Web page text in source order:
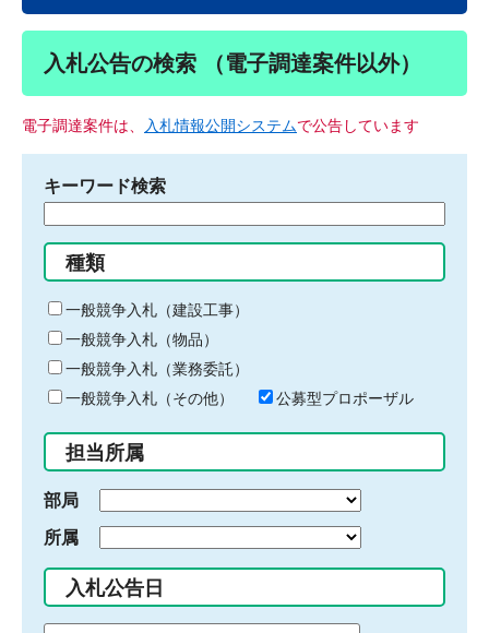
入札公告の検索 （電子調達案件以外）
電子調達案件は、 入札情報公開システムで公告しています
キーワード検索
る
キ
ー
ワ
ー
ド
入
力
種類
一般競争入札（建設工事）
一般競争入札（物品）
一般競争入札（業務委託）
一般競争入札（その他）
公募型プロポーザル
担当所属
部局
所属
入札公告日